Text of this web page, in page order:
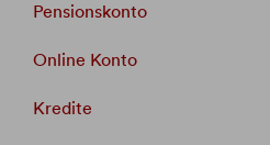
Pensionskonto
Online Konto
Kredite